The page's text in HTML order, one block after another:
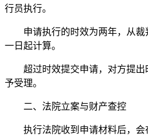
行员执行。
申请执行的时效为两年，从裁
一日起计算。
超过时效提交申请，对方提出
予受理。
二、法院立案与财产查控
执行法院收到申请材料后，会